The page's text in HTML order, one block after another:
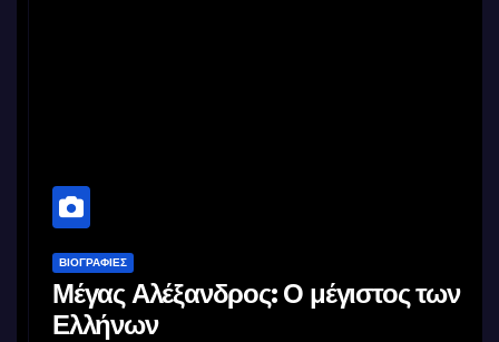
ΒΙΟΓΡΑΦΊΕΣ
Μέγας Αλέξανδρος: Ο μέγιστος των
Ελλήνων